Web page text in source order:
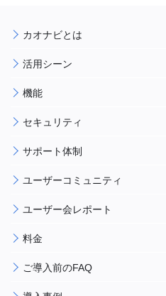
カオナビとは
活用シーン
機能
セキュリティ
サポート体制
ユーザーコミュニティ
ユーザー会レポート
料金
ご導入前のFAQ